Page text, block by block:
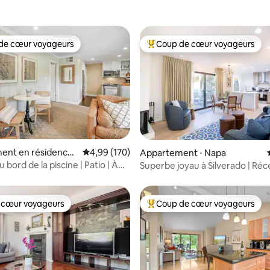
base de 543 commentaires : 4,99 sur 5
cœur voyageurs les plus appréciés
cœur voyageurs
en résidence ⋅
Évaluation moyenne sur la base de 170
4,99 (170)
bord de la piscine | Patio | À
Coups de cœur voyageurs les
Coup de cœur voyageurs
Appartement ⋅ Napa
Superbe joyau à Silverado |
4 personnes
voyageurs
voyageurs Coups de cœur voyageurs les
Coup de cœur voyageurs